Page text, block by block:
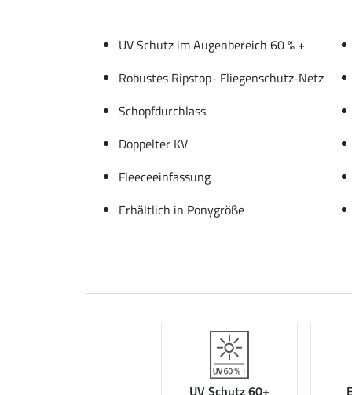
UV Schutz im Augenbereich 60 % +
Robustes Ripstop- Fliegenschutz-Netz
Schopfdurchlass
Doppelter KV
Fleeceeinfassung
Erhältlich in Ponygröße